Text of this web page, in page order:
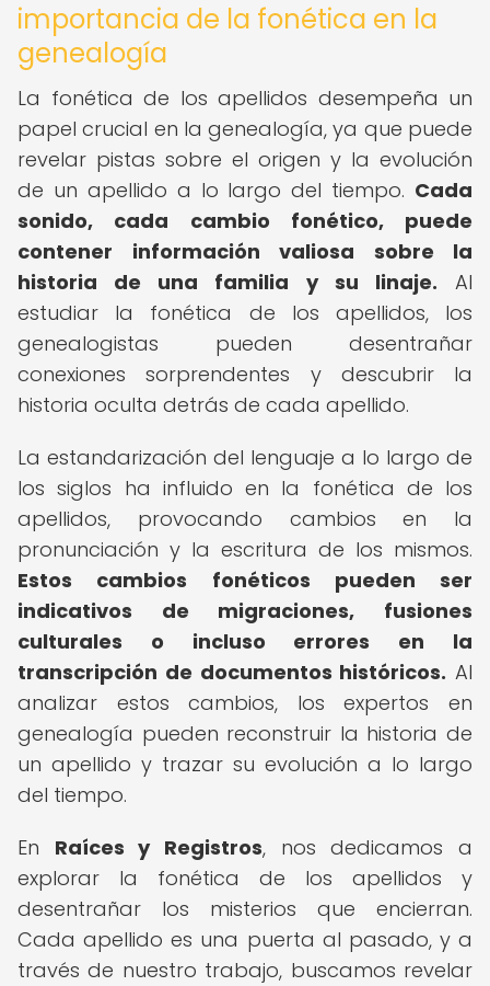
importancia de la fonética en la
genealogía
La fonética de los apellidos desempeña un
papel crucial en la genealogía, ya que puede
revelar pistas sobre el origen y la evolución
de un apellido a lo largo del tiempo. Cada
sonido, cada cambio fonético, puede
contener información valiosa sobre la
historia de una familia y su linaje. Al
estudiar la fonética de los apellidos, los
genealogistas pueden desentrañar
conexiones sorprendentes y descubrir la
historia oculta detrás de cada apellido.
La estandarización del lenguaje a lo largo de
los siglos ha influido en la fonética de los
apellidos, provocando cambios en la
pronunciación y la escritura de los mismos.
Estos cambios fonéticos pueden ser
indicativos de migraciones, fusiones
culturales o incluso errores en la
transcripción de documentos históricos. Al
analizar estos cambios, los expertos en
genealogía pueden reconstruir la historia de
un apellido y trazar su evolución a lo largo
del tiempo.
En Raíces y Registros, nos dedicamos a
explorar la fonética de los apellidos y
desentrañar los misterios que encierran.
Cada apellido es una puerta al pasado, y a
través de nuestro trabajo, buscamos revelar